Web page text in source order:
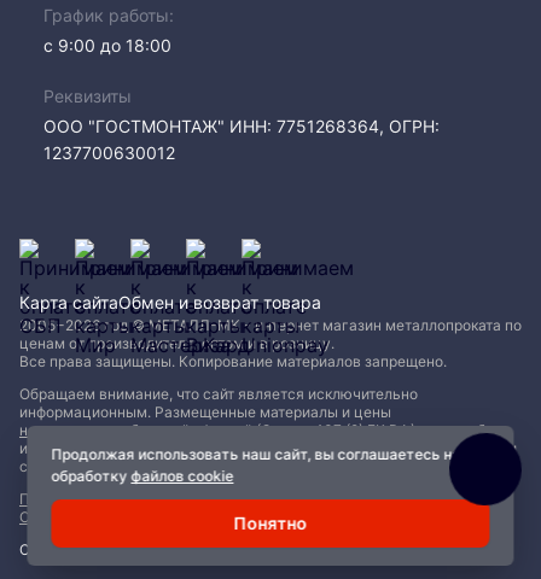
Продолжая использовать наш сайт, вы соглашаетесь на
обработкуфайлов cookie
Понятно
График работы:
с 9:00 до 18:00
Реквизиты
ООО "ГОСТМОНТАЖ" ИНН: 7751268364, ОГРН:
1237700630012
2005−2026 год © МЕТАЛЛ-МК - интернет магазин металлопроката по
ценам от производителя, оптом и в розницу.
Все права защищены. Копирование материалов запрещено.
Обращаем внимание, что сайт является исключительно
информационным. Размещенные материалы и цены
не являются публичной офертой (Статья 437 (2) ГК РФ)и могут быть
изменены без уведомления. Для уточнения наличия, характеристик и
стоимости материалов обращайтесь в офисы продаж.
Политика конфиденциальности|Пользовательское соглашение|
Обработка файлов Cookie
Сделано с ❤️
Карта сайтаОбмен и возврат товара